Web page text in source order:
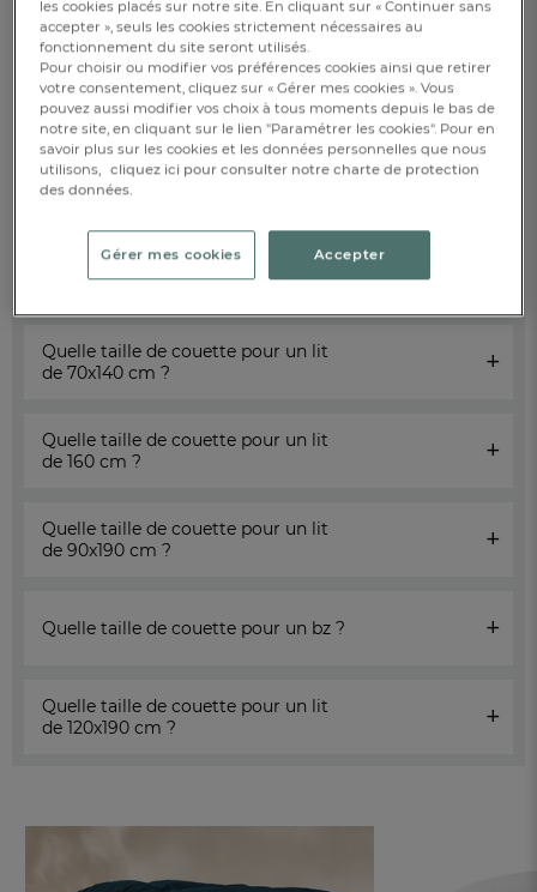
Avec ses belles dimensions, la couette 240x280 est la plus
adaptée aux grands lits et permet de couvrir toute la surface,
tout en apportant un confort absolu aux dormeurs. Les
couettes 240x280 sont également adaptées pour les lits
pourvus d’un haut sommier, afin d’offrir un joli tombant de
part et d’autre du lit.
Quelle taille de couette pour un lit
de 140x190 cm ?
Quelle taille de couette pour un lit
de 140x200 cm ?
Quelle taille de couette pour un lit
de 70x140 cm ?
+
Quelle taille de couette pour un lit
de 160 cm ?
+
Quelle taille de couette pour un lit
de 90x190 cm ?
+
Quelle taille de couette pour un bz ? +
Quelle taille de couette pour un lit
de 120x190 cm ?
+
les cookies placés sur notre site. En cliquant sur « Continuer sans
accepter », seuls les cookies strictement nécessaires au
fonctionnement du site seront utilisés.
Pour choisir ou modifier vos préférences cookies ainsi que retirer
votre consentement, cliquez sur « Gérer mes cookies ». Vous
pouvez aussi modifier vos choix à tous moments depuis le bas de
notre site, en cliquant sur le lien "Paramétrer les cookies". Pour en
savoir plus sur les cookies et les données personnelles que nous
utilisons, cliquez ici pour consulter notre charte de protection
des données.
Gérer mes cookies Accepter